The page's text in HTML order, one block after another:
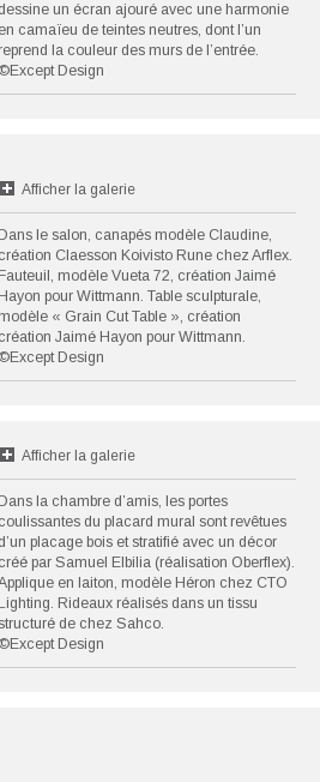
dessine un écran ajouré avec une harmonie
en camaïeu de teintes neutres, dont l’un
la couleur des murs de l’entrée.
©Except Design
Afficher la galerie
Dans le salon, canapés modèle Claudine,
création Claesson Koivisto Rune chez Arflex.
Fauteuil, modèle Vueta 72, création Jaimé
Hayon pour Wittmann. Table sculpturale,
« Grain Cut Table », création
création Jaimé Hayon pour Wittmann.
©Except Design
Afficher la galerie
Dans la chambre d’amis, les portes
coulissantes du placard mural sont revêtues
d’un placage bois et stratifié avec un décor
créé par Samuel Elbilia (réalisation Oberflex).
en laiton, modèle Héron chez CTO
Lighting. Rideaux réalisés dans un tissu
de chez Sahco.
©Except Design